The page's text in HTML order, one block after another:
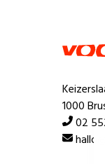
1000
02